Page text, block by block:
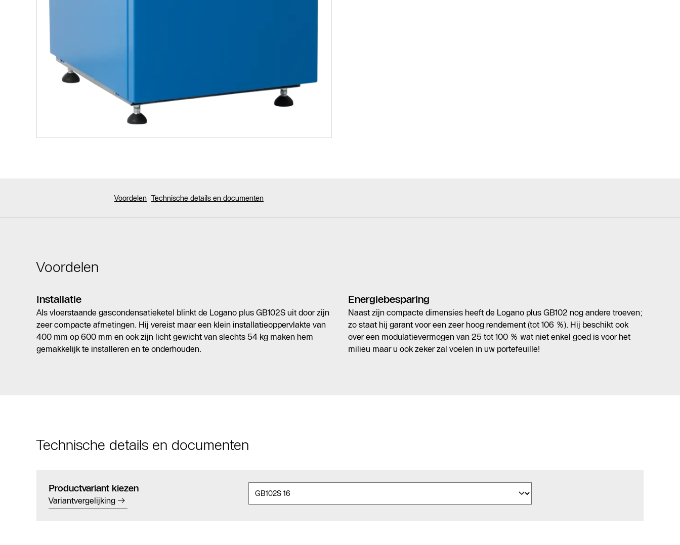
Voordelen Technische details en documenten
Voordelen
Installatie
Als vloerstaande gascondensatieketel blinkt de Logano plus GB102S uit door zijn
zeer compacte afmetingen. Hij vereist maar een klein installatieoppervlakte van
400 mm op 600 mm en ook zijn licht gewicht van slechts 54 kg maken hem
gemakkelijk te installeren en te onderhouden.
Energiebesparing
Naast zijn compacte dimensies heeft de Logano plus GB102 nog andere troeven;
zo staat hij garant voor een zeer hoog rendement (tot 106 %). Hij beschikt ook
over een modulatievermogen van 25 tot 100 % wat niet enkel goed is voor het
milieu maar u ook zeker zal voelen in uw portefeuille!
Technische details en documenten
Productvariant kiezen
Variantvergelijking